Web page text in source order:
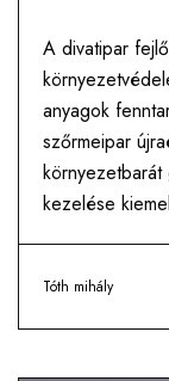
A divatipar
anyagok
szőrmeipar
környezetbarát
kezelése
Tóth mihály